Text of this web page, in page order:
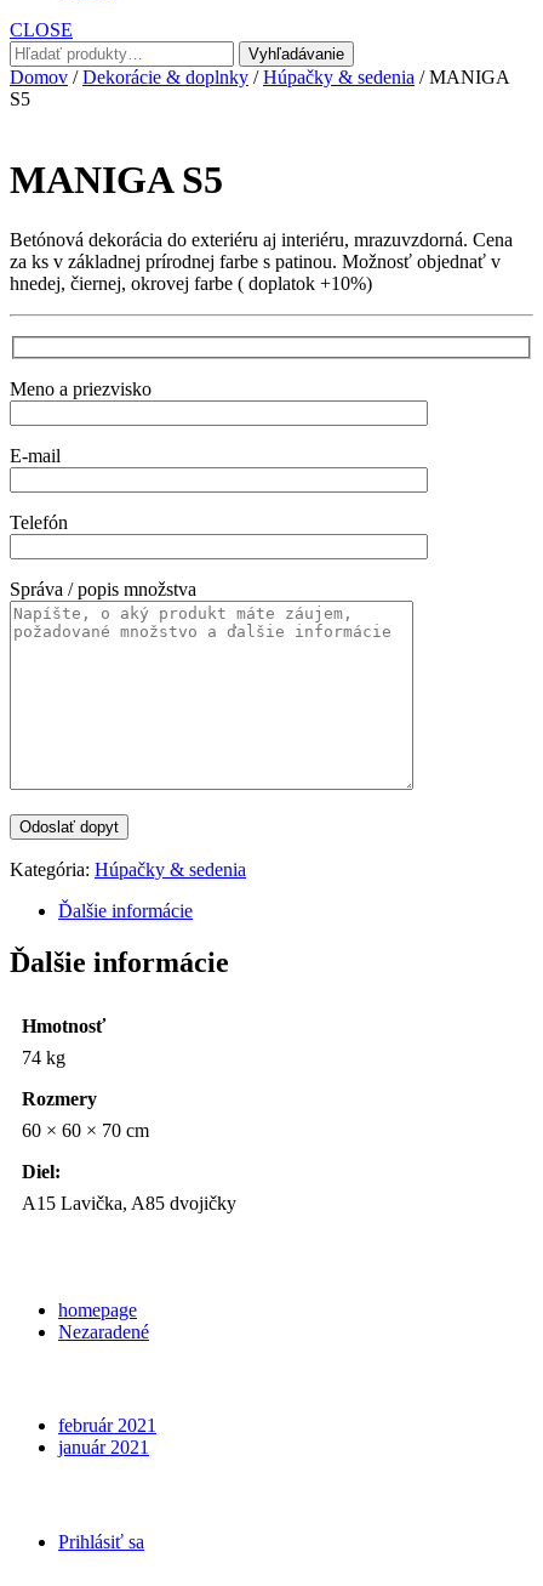
CLOSE
Hľadať:
Vyhľadávanie
Domov /Dekorácie & doplnky /Húpačky & sedenia / MANIGA
S5
MANIGA S5
Betónová dekorácia do exteriéru aj interiéru, mrazuvzdorná. Cena
za ks v základnej prírodnej farbe s patinou. Možnosť objednať v
hnedej, čiernej, okrovej farbe ( doplatok +10%)
Meno a priezvisko
E-mail
Telefón
Správa / popis množstva
Kategória: Húpačky & sedenia
Ďalšie informácie
Ďalšie informácie
Hmotnosť
74 kg
Rozmery
60 × 60 × 70 cm
Diel:
A15 Lavička, A85 dvojičky
homepage
Nezaradené
február 2021
január 2021
Prihlásiť sa